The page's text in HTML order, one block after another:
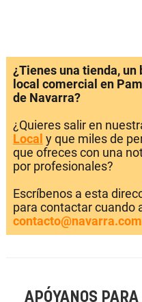
¿Tienes una tienda, un
local comercial en
de Navarra?
¿Quieres salir en
Local y que miles de
que ofreces con una
por profesionales?
Escríbenos a esta
para contactar cuando
contacto@navarra.com
APÓYANOS